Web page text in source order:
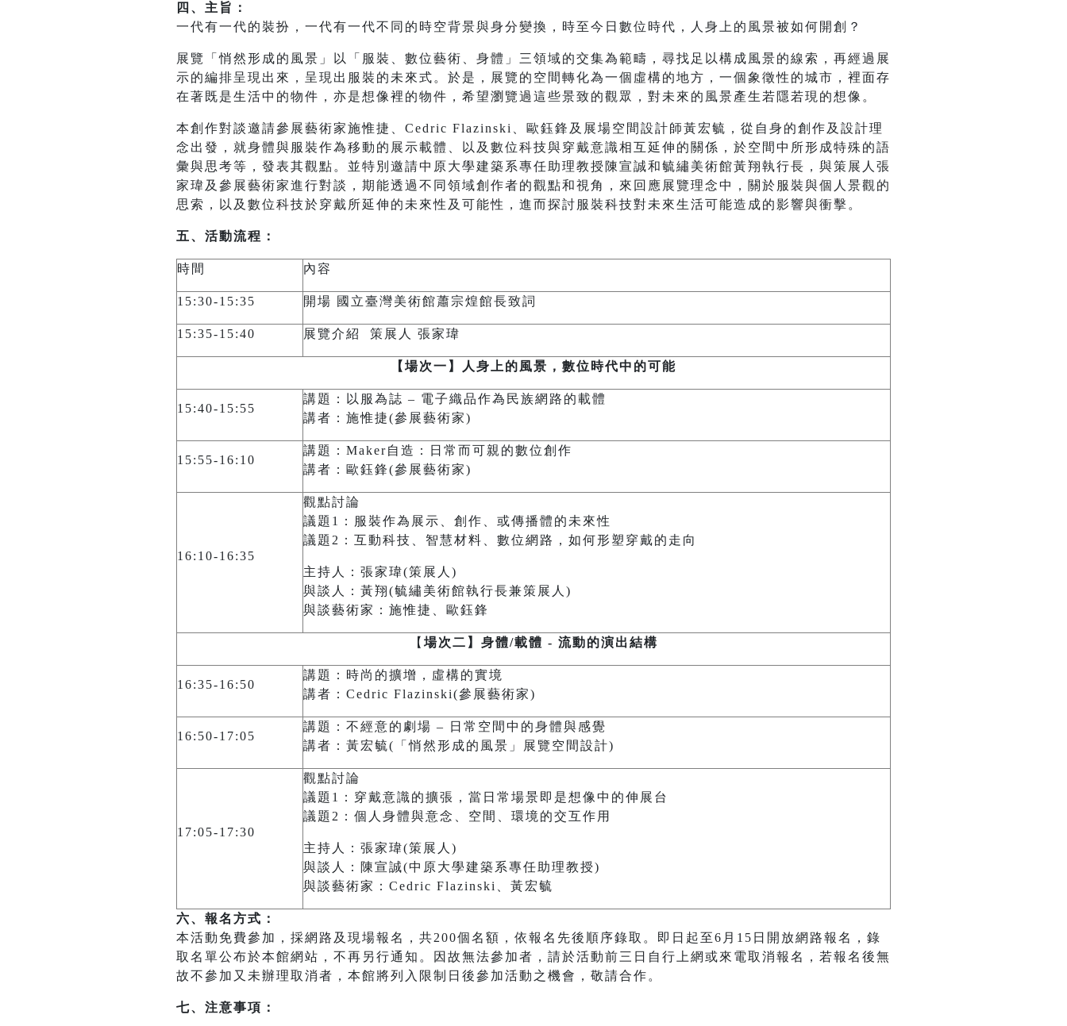
四、主旨：
一代有一代的裝扮，一代有一代不同的時空背景與身分變換，時至今日數位時代，人身上的風景被如何開創？
展覽「悄然形成的風景」以「服裝、數位藝術、身體」三領域的交集為範疇，尋找足以構成風景的線索，再經過展
示的編排呈現出來，呈現出服裝的未來式。於是，展覽的空間轉化為一個虛構的地方，一個象徵性的城市，裡面存
在著既是生活中的物件，亦是想像裡的物件，希望瀏覽過這些景致的觀眾，對未來的風景產生若隱若現的想像。
本創作對談邀請參展藝術家施惟捷、Cedric Flazinski、歐鈺鋒及展場空間設計師黃宏毓，從自身的創作及設計理
念出發，就身體與服裝作為移動的展示載體、以及數位科技與穿戴意識相互延伸的關係，於空間中所形成特殊的語
彙與思考等，發表其觀點。並特別邀請中原大學建築系專任助理教授陳宣誠和毓繡美術館黃翔執行長，與策展人張
家瑋及參展藝術家進行對談，期能透過不同領域創作者的觀點和視角，來回應展覽理念中，關於服裝與個人景觀的
思索，以及數位科技於穿戴所延伸的未來性及可能性，進而探討服裝科技對未來生活可能造成的影響與衝擊。
五、活動流程：
時間 內容
15:30-15:35 開場 國立臺灣美術館蕭宗煌館長致詞
15:35-15:40 展覽介紹 策展人 張家瑋
【場次一】人身上的風景，數位時代中的可能
15:40-15:55
講題：以服為誌 – 電子織品作為民族網路的載體
講者：施惟捷(參展藝術家)
15:55-16:10
講題：Maker自造：日常而可親的數位創作
講者：歐鈺鋒(參展藝術家)
16:10-16:35
觀點討論
議題1：服裝作為展示、創作、或傳播體的未來性
議題2：互動科技、智慧材料、數位網路，如何形塑穿戴的走向
主持人：張家瑋(策展人)
與談人：黃翔(毓繡美術館執行長兼策展人)
與談藝術家：施惟捷、歐鈺鋒
【 場次二】身體/載體 - 流動的演出結構
16:35-16:50
講題：時尚的擴增，虛構的實境
講者：Cedric Flazinski(參展藝術家)
16:50-17:05
講題：不經意的劇場 – 日常空間中的身體與感覺
講者：黃宏毓(「悄然形成的風景」展覽空間設計)
17:05-17:30
觀點討論
議題1：穿戴意識的擴張，當日常場景即是想像中的伸展台
議題2：個人身體與意念、空間、環境的交互作用
主持人：張家瑋(策展人)
與談人：陳宣誠(中原大學建築系專任助理教授)
與談藝術家：Cedric Flazinski、黃宏毓
六、 報名方式：
本活動免費參加，採網路及現場報名，共200個名額，依報名先後順序錄取。即日起至6月15日開放網路報名，錄
取名單公布於本館網站，不再另行通知。因故無法參加者，請於活動前三日自行上網或來電取消報名，若報名後無
故不參加又未辦理取消者，本館將列入限制日後參加活動之機會，敬請合作。
七、注意事項：